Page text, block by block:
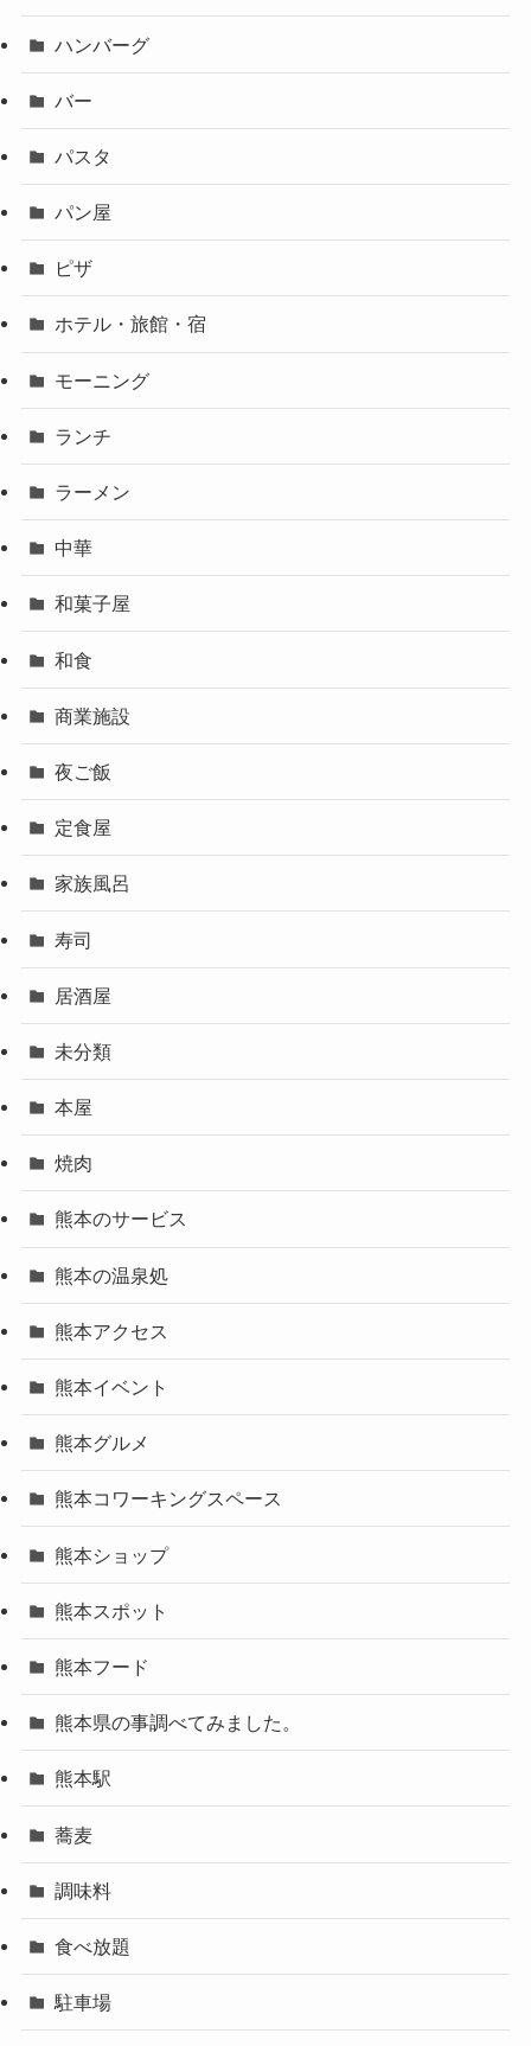
ハンバーグ
バー
パスタ
パン屋
ピザ
ホテル・旅館・宿
モーニング
ランチ
ラーメン
中華
和菓子屋
和食
商業施設
夜ご飯
定食屋
家族風呂
寿司
居酒屋
未分類
本屋
焼肉
熊本のサービス
熊本の温泉処
熊本アクセス
熊本イベント
熊本グルメ
熊本コワーキングスペース
熊本ショップ
熊本スポット
熊本フード
熊本県の事調べてみました。
熊本駅
蕎麦
調味料
食べ放題
駐車場